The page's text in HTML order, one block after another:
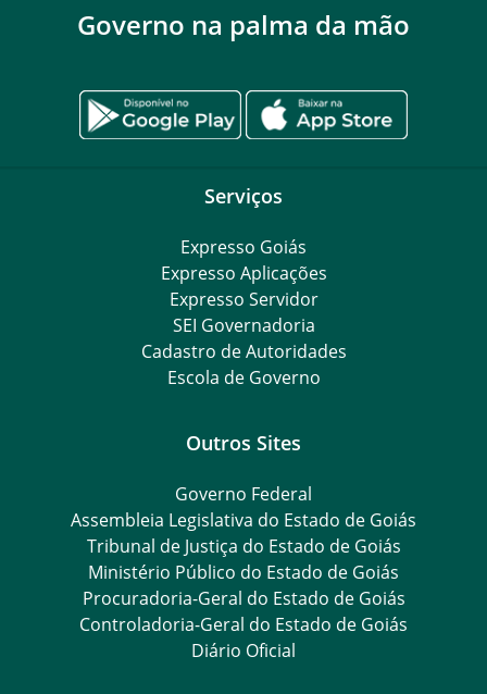
Governo na palma da mão
Serviços
Expresso Goiás
Expresso Aplicações
Expresso Servidor
SEI Governadoria
Cadastro de Autoridades
Escola de Governo
Outros Sites
Governo Federal
Assembleia Legislativa do Estado de Goiás
Tribunal de Justiça do Estado de Goiás
Ministério Público do Estado de Goiás
Procuradoria-Geral do Estado de Goiás
Controladoria-Geral do Estado de Goiás
Diário Oficial